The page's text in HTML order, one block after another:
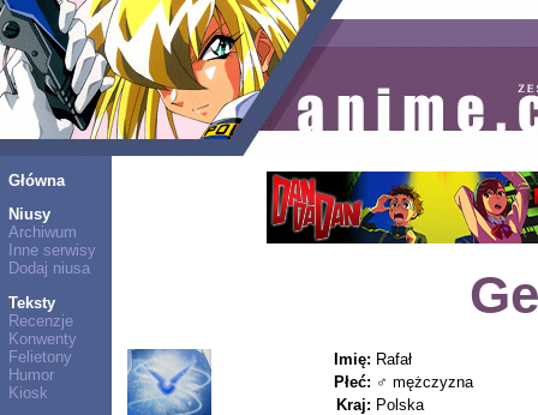
Główna
Niusy
Archiwum
Inne serwisy
Dodaj niusa
Teksty
Recenzje
Konwenty
Felietony
Humor
Kiosk
Imię: Rafał
Płeć: ♂ mężczyzna
Kraj: Polska